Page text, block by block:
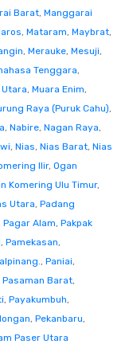
Barat, Manggarai
, Mataram, Maybrat,
, Merauke, Mesuji,
Tenggara,
, Muara Enim,
Raya (Puruk Cahu),
, Nabire, Nagan Raya,
, Nias, Nias Barat, Nias
Ilir, Ogan
Komering Ulu Timur,
Utara, Padang
Pagar Alam, Pakpak
, Pamekasan,
, Paniai,
Pasaman Barat,
, Payakumbuh,
, Pekanbaru,
Paser Utara